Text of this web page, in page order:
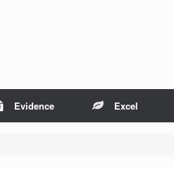
Evidence Excel